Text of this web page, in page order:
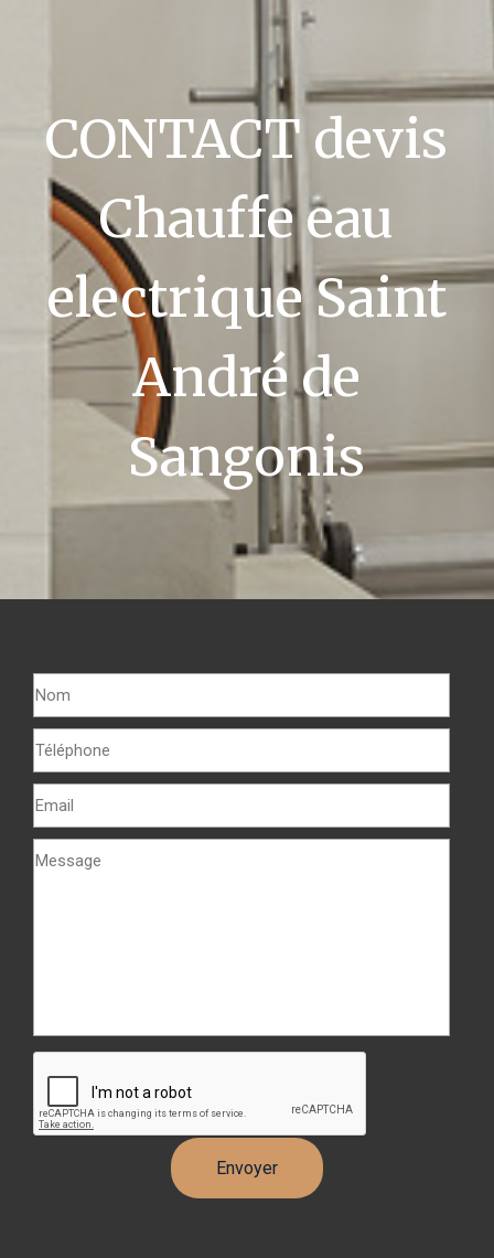
CONTACT devis
Chauffe eau
electrique Saint
André de
Sangonis